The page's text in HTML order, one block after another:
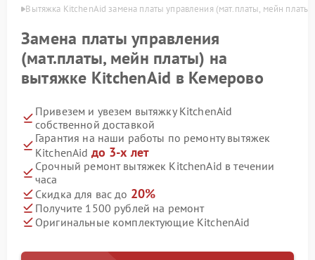
Вытяжка KitchenAid замена платы управления (мат.платы, мейн платы)
Замена платы управления
(мат.платы, мейн платы) на
вытяжке KitchenAid в Кемерово
Привезем и увезем вытяжку KitchenAid
собственной доставкой
Гарантия на наши работы по ремонту вытяжек
KitchenAid до 3-х лет
Срочный ремонт вытяжек KitchenAid в течении
часа
Скидка для вас до 20%
Получите 1500 рублей на ремонт
Оригинальные комплектующие KitchenAid